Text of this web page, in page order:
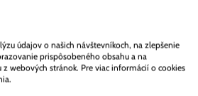
údajov o našich návštevníkoch, na zlepšenie
prispôsobeného obsahu a na
webových stránok. Pre viac informácií o cookies